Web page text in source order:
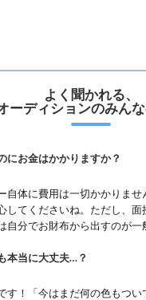
よく聞かれる、
ーディションのみん
にお金はかかりますか？
自体に費用は一切かかりませ
してくださいね。ただし、
自分でお財布から出すのが一
本当に大丈夫…？
す！「今はまだ何の色もつい